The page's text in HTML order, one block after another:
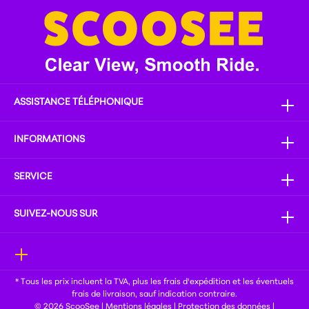
SUIVEZ-NOUS SUR
ASSISTANCE TÉLÉPHONIQUE
INFORMATIONS
SERVICE
© 2026 ScooSee | Mentions légales Protection des données
* Tous les prix incluent la TVA, plus les frais d'expédition et les éventuels
frais de livraison, sauf indication contraire.